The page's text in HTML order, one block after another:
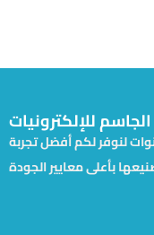
الجاسم للإلكترونيات
للإلكترونيات منذ 8 سنوات لنوفر لكم أفضل تجربة
بأعلى معايير الجودة